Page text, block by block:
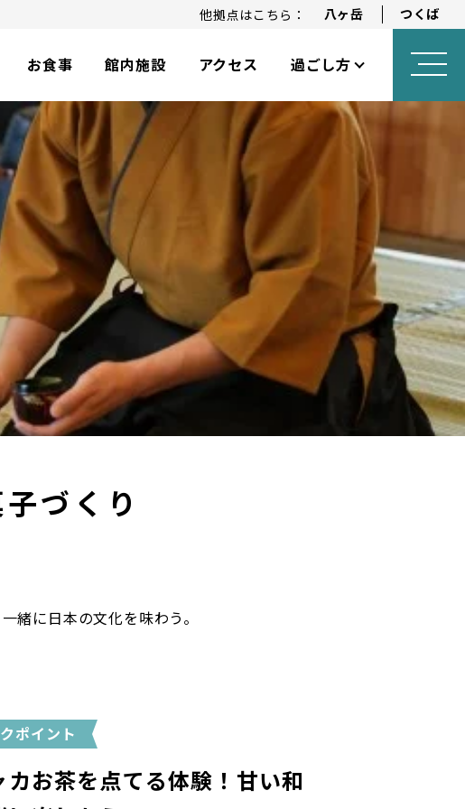
他拠点はこちら： 八ヶ岳 つくば
お食事 館内施設 アクセス 過ごし方
ロングステイプラン
アニバーサリープラン
乳幼児向けサービス
づくり
緒に日本の文化を味わう。
ポイント
カお茶を点てる体験！甘い和